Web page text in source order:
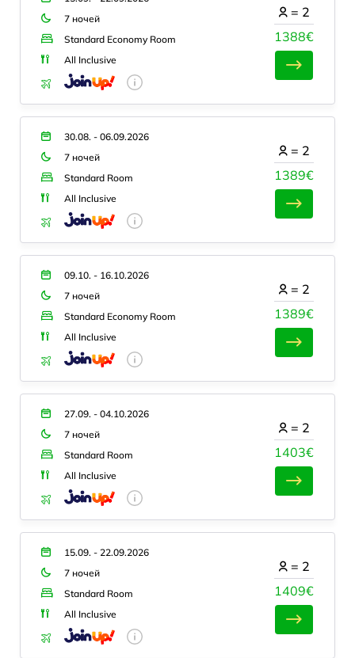
7 ночей
Standard Economy Room
All Inclusive
1388€
= 2
30.08. - 06.09.2026
7 ночей
Standard Room
All Inclusive
1389€
= 2
09.10. - 16.10.2026
7 ночей
Standard Economy Room
All Inclusive
1389€
= 2
27.09. - 04.10.2026
7 ночей
Standard Room
All Inclusive
1403€
= 2
15.09. - 22.09.2026
7 ночей
Standard Room
All Inclusive
1409€
= 2